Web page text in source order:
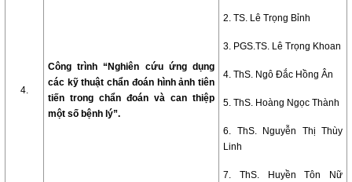
4.
Công trình “Nghiên cứu ứng dụng
các kỹ thuật chẩn đoán hình ảnh tiên
tiến trong chẩn đoán và can thiệp
một số bệnh lý”.
2. TS. Lê Trọng Bỉnh
3. PGS.TS. Lê Trọng Khoan
4. ThS. Ngô Đắc Hồng Ân
5. ThS. Hoàng Ngọc Thành
6. ThS. Nguyễn Thị Thùy
Linh
7. ThS. Huyền Tôn Nữ